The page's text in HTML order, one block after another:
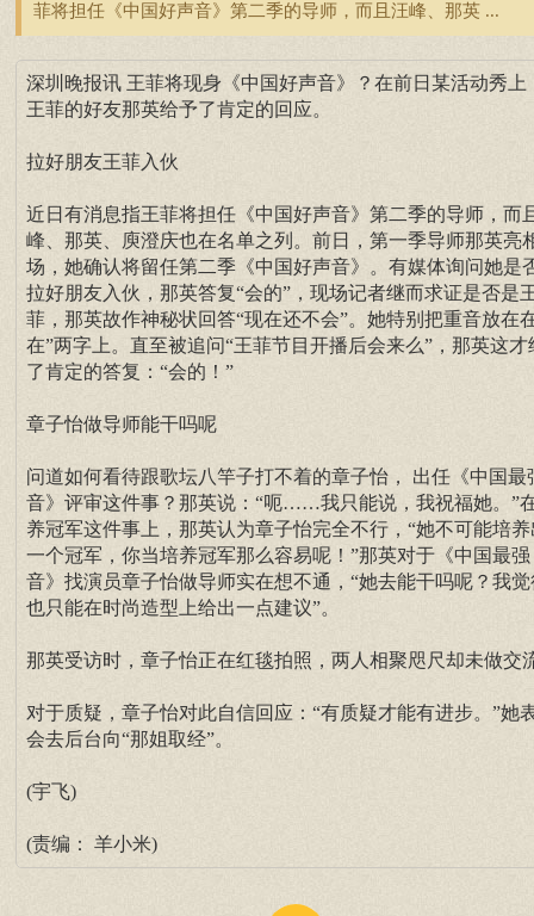
菲将担任《中国好声音》第二季的导师，而且汪峰、那英 ...
深圳晚报讯 王菲将现身《中国好声音》？在前日某活动秀上
王菲的好友那英给予了肯定的回应。
拉好朋友王菲入伙
近日有消息指王菲将担任《中国好声音》第二季的导师，而
峰、那英、庾澄庆也在名单之列。前日，第一季导师那英亮
场，她确认将留任第二季《中国好声音》。有媒体询问她是
拉好朋友入伙，那英答复“会的”，现场记者继而求证是否是
菲，那英故作神秘状回答“现在还不会”。她特别把重音放在
在”两字上。直至被追问“王菲节目开播后会来么”，那英这才
了肯定的答复：“会的！”
章子怡做导师能干吗呢
问道如何看待跟歌坛八竿子打不着的章子怡， 出任《中国最
音》评审这件事？那英说：“呃……我只能说，我祝福她。”
养冠军这件事上，那英认为章子怡完全不行，“她不可能培养
一个冠军，你当培养冠军那么容易呢！”那英对于《中国最强
音》找演员章子怡做导师实在想不通，“她去能干吗呢？我觉
也只能在时尚造型上给出一点建议”。
那英受访时，章子怡正在红毯拍照，两人相聚咫尺却未做交
对于质疑，章子怡对此自信回应：“有质疑才能有进步。”她
会去后台向“那姐取经”。
(宇飞)
(责编： 羊小米)